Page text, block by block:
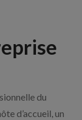
du
d’accueil, un